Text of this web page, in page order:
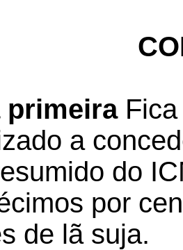
primeira
a
do
por
de lã suja.